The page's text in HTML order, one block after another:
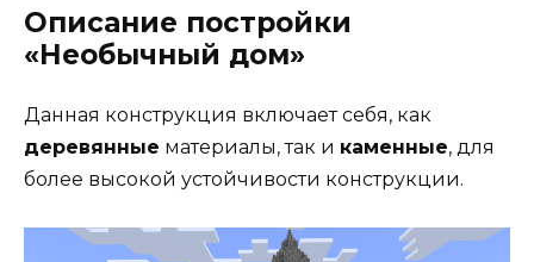
Описание постройки
«Необычный дом»
Данная конструкция включает себя, как
деревянные материалы, так и каменные, для
более высокой устойчивости конструкции.